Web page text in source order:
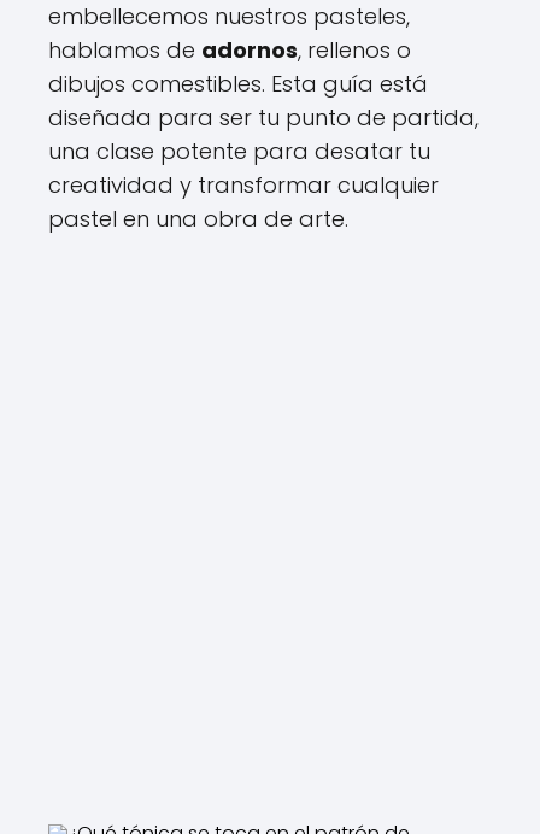
embellecemos nuestros pasteles,
hablamos de adornos, rellenos o
dibujos comestibles. Esta guía está
diseñada para ser tu punto de partida,
una clase potente para desatar tu
creatividad y transformar cualquier
pastel en una obra de arte.